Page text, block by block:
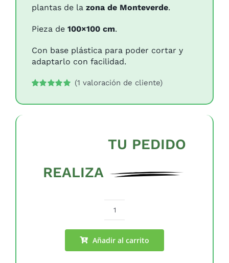
plantas de la zona de Monteverde.
Pieza de 100×100 cm.
Con base plástica para poder cortar y
adaptarlo con facilidad.
con5.00de 5
(1 valoración de cliente)
REALIZA
TU PEDIDO
Jardín
artificial
Monteverde
Añadir al carrito